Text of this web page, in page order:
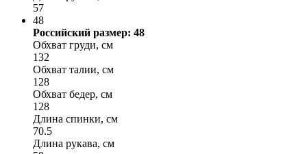
57
48
Российский размер: 48
Обхват груди, см
132
Обхват талии, см
128
Обхват бедер, см
128
Длина спинки, см
70.5
Длина рукава, см